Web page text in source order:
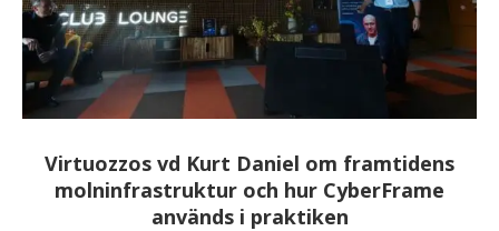
Virtuozzos vd Kurt Daniel om framtidens
molninfrastruktur och hur CyberFrame
används i praktiken